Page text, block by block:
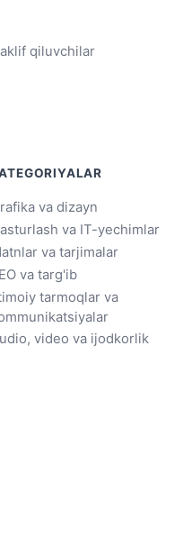
qiluvchilar
va dizayn
va IT-yechimlar
va tarjimalar
va targ'ib
tarmoqlar va
video va ijodkorlik